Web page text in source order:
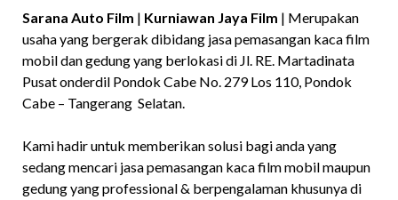
Sarana Auto Film | Kurniawan Jaya Film | Merupakan
usaha yang bergerak dibidang jasa pemasangan kaca film
mobil dan gedung yang berlokasi di Jl. RE. Martadinata
Pusat onderdil Pondok Cabe No. 279 Los 110, Pondok
Cabe – Tangerang Selatan.
Kami hadir untuk memberikan solusi bagi anda yang
sedang mencari jasa pemasangan kaca film mobil maupun
gedung yang professional & berpengalaman khusunya di